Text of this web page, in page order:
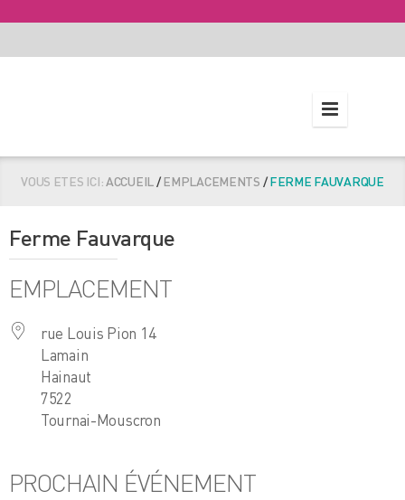
VOUS ETES ICI:ACCUEIL/EMPLACEMENTS /FERME FAUVARQUE
Ferme Fauvarque
EMPLACEMENT
rue Louis Pion 14
Lamain
Hainaut
7522
Tournai-Mouscron
PROCHAIN ÉVÉNEMENT